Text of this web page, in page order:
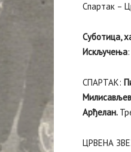
Спартак –
Суботица,
Искључења
СПАРТАК:
Арђелан.
ЦРВЕНА